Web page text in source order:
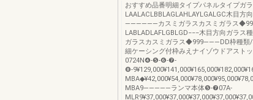
おすすめ品番明細タイプパネルタイプガ
LAALACLBBLAGLAHLAYLGALGC木目方
――――――カスミガラスカスミガラス
LABLADLAFLGBLGD−−−木目方向ガラ
ガラスカスミガラス◆999―――DD枠種類/
細ケーシング付枠みえナイゾウドアスト
0724N❹-❺-❻-❼-
❽-
MBA9―――――ランマ本体❺-❼07A-